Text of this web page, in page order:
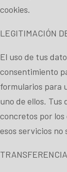
cookies.
LEGITIMACIÓN
El uso de tus
consentimiento
formularios para
uno de ellos. Tus
concretos por los
esos servicios no